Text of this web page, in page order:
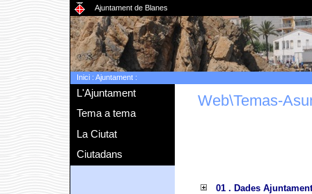
Ajuntament de Blanes
Inici: Ajuntament:
L'Ajuntament
Tema a tema
La Ciutat
Ciutadans
Web\Temas-
01 . Dades Ajuntament